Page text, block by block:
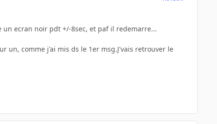
un ecran noir pdt +/-8sec, et paf il redemarre...
un, comme j'ai mis ds le 1er msg.J'vais retrouver le